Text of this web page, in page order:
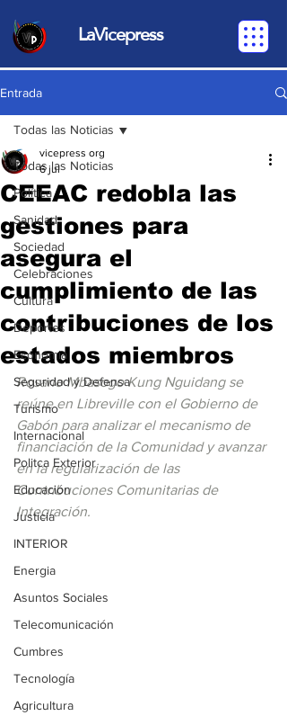
LaVicepress
Entrada
Todas las Noticias
Política
Sanidad
Sociedad
Celebraciones
Cultura
Deportes
Economia
Seguridad y Defensa
Turismo
Internacional
Politca Exterior
Educación
Justicia
INTERIOR
Energia
Asuntos Sociales
Telecomunicación
Cumbres
Tecnología
Agricultura
Todas las Noticias
CEEAC redobla las
gestiones para
asegura el
cumplimiento de las
contribuciones de los
estados miembros
vicepress org
6 jul
Rosario Mbasogo Kung Nguidang se
reúne en Libreville con el Gobierno de
Gabón para analizar el mecanismo de
financiación de la Comunidad y avanzar
en la regularización de las
Contribuciones Comunitarias de
Integración.